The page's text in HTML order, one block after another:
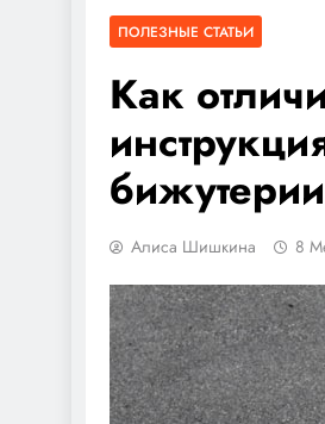
ПОЛЕЗНЫЕ СТАТЬИ
Как
бижутерии
Алиса Шишкина 8